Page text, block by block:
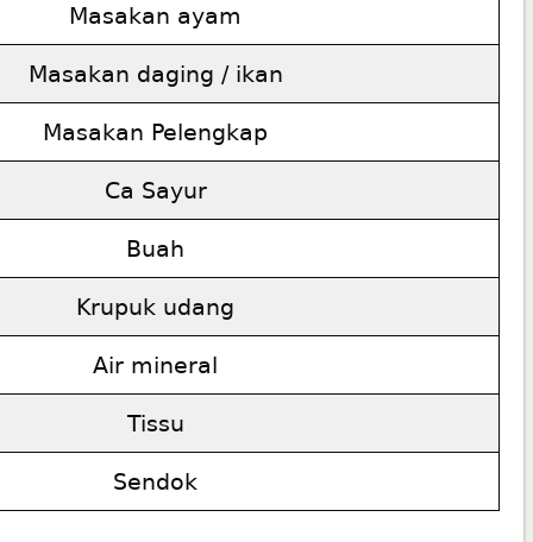
Masakan ayam
Masakan daging / ikan
Masakan Pelengkap
Ca Sayur
Buah
Krupuk udang
Air mineral
Tissu
Sendok